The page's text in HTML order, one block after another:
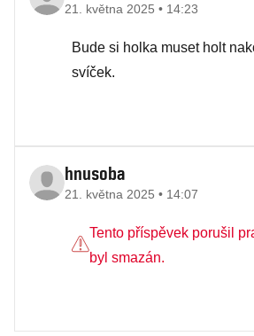
21. května 2025 • 14:23
Bude si holka muset holt
svíček.
hnusoba
21. května 2025 • 14:07
Tento příspěvek porušil
byl smazán.